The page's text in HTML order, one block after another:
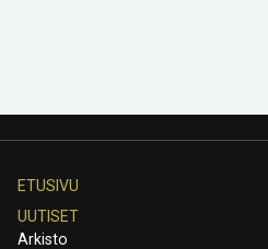
ETUSIVU
UUTISET
Arkisto